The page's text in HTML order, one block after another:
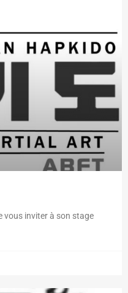
vous inviter à son stage